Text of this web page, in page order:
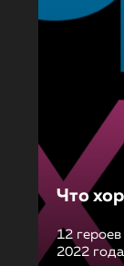
Что
12
2022 года